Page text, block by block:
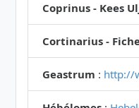
Coprinus - Kees
Cortinarius -
Geastrum : http://